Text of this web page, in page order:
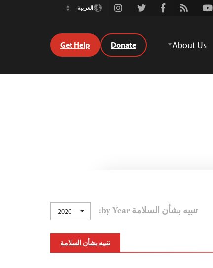
Youtube
Rss
Facebook
Twitter
Instagramالعربية
Switch
About Us
Donate
Get Help
تنبيه بشأن السلامة by Year: 2020
تنبيه بشأن السلامة